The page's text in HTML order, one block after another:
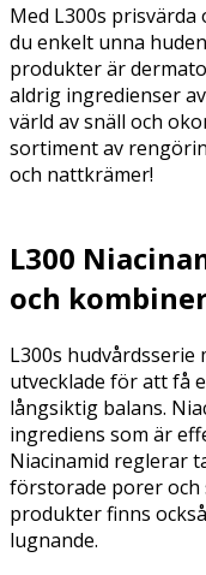
Med L300s
du enkelt unna
produkter är
aldrig ingredienser
värld av snäll och
sortiment av
och nattkrämer!
L300
och
L300s hudvårdsserie
utvecklade för att få
långsiktig balans.
ingrediens som är
Niacinamid reglerar
förstorade porer och
produkter finns
lugnande.